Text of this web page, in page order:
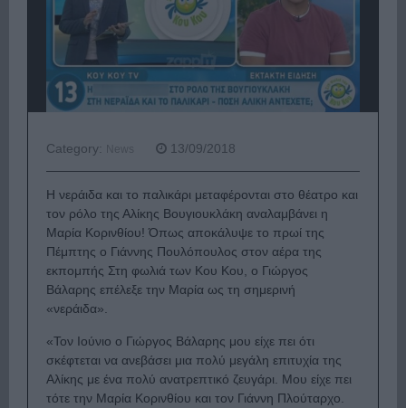
Category: News 13/09/2018
Η νεράιδα και το παλικάρι μεταφέρονται στο θέατρο και
τον ρόλο της Αλίκης Βουγιουκλάκη αναλαμβάνει η
Μαρία Κορινθίου! Όπως αποκάλυψε το πρωί της
Πέμπτης ο Γιάννης Πουλόπουλος στον αέρα της
εκπομπής Στη φωλιά των Κου Κου, ο Γιώργος
Βάλαρης επέλεξε την Μαρία ως τη σημερινή
«νεράιδα».
«Τον Ιούνιο ο Γιώργος Βάλαρης μου είχε πει ότι
σκέφτεται να ανεβάσει μια πολύ μεγάλη επιτυχία της
Αλίκης με ένα πολύ ανατρεπτικό ζευγάρι. Μου είχε πει
τότε την Μαρία Κορινθίου και τον Γιάννη Πλούταρχο.